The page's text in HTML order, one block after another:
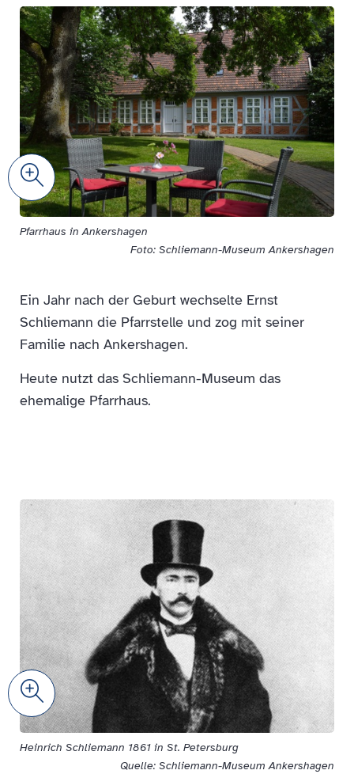
Zoom
Foto: Schliemann-Museum Ankershagen
Pfarrhaus in Ankershagen
Ein Jahr nach der Geburt wechselte Ernst
Schliemann die Pfarrstelle und zog mit seiner
Familie nach Ankershagen.
Heute nutzt das Schliemann-Museum das
ehemalige Pfarrhaus.
Zoom
Quelle: Schliemann-Museum Ankershagen
Heinrich Schliemann 1861 in St. Petersburg